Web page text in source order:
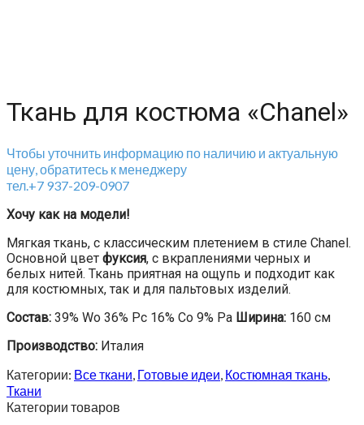
Ткань для костюма «Chanel»
Чтобы уточнить информацию по наличию и актуальную
цену, обратитесь к менеджеру
тел.+7 937-209-0907
Хочу как на модели!
Мягкая ткань, с классическим плетением в стиле Chanel.
Основной цвет фуксия, с вкраплениями черных и
белых нитей. Ткань приятная на ощупь и подходит как
для костюмных, так и для пальтовых изделий.
Состав: 39% Wo 36% Pc 16% Co 9% Pa Ширина: 160 см
Производство: Италия
Категории: Все ткани, Готовые идеи, Костюмная ткань,
Ткани
Категории товаров